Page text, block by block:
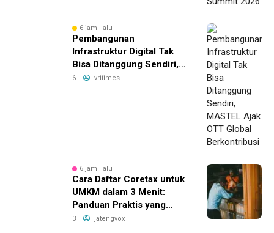
6 jam lalu
Pembangunan
Infrastruktur Digital Tak
Bisa Ditanggung Sendiri,
MASTEL Ajak OTT Global
6 vritimes
6 jam lalu
Cara Daftar Coretax untuk
UMKM dalam 3 Menit:
Panduan Praktis yang
Bikin Bisnis Anda Lebih
3 jatengvox